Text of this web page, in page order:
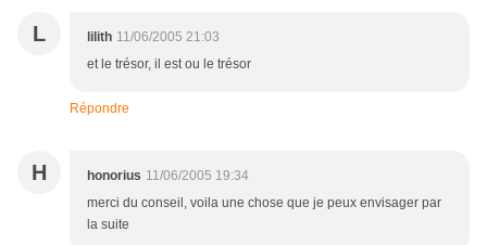
L lilith 11/06/2005 21:03
et le trésor, il est ou le trésor
Répondre
H honorius 11/06/2005 19:34
merci du conseil, voila une chose que je peux envisager par
la suite